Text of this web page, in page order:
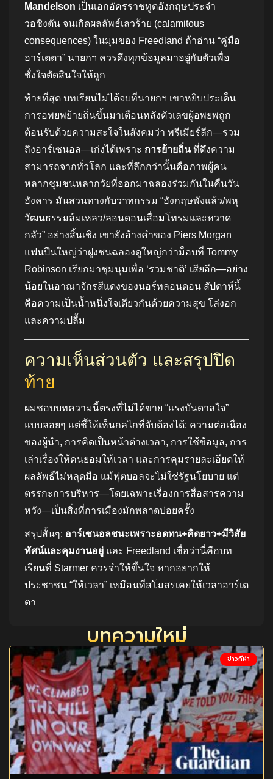
Mandelson เป็นเอกอัครราชทูตอังกฤษประจำ
วอชิงตัน จนเกิดผลลัพธ์เลวร้าย (calamitous
consequences) ในมุมของ Freedland ถ้าอ่าน “คู่มือ
อาร์เตตา” นายกฯ ควรดึงทุกข้อมูลมาอยู่กับตัวเพื่อ
ชั่งใจตัดสินใจให้ถูก
ท้ายที่สุด บทเรียนไม่ได้จบที่นายกฯ เขาหยิบประเด็น
การอพยพย้ายถิ่นขึ้นมาเตือนหลังตัวเลขผู้อพยพถูก
ต้อนรับด้วยความสะใจในสังคมว่า พรีเมียร์ลีก—รวม
ถึงอาร์เซนอล—เก่งได้เพราะ การย้ายถิ่นที่ดึงความ
สามารถจากทั่วโลก และที่ลึกกว่านั้นคือภาพผู้คน
หลากชุมชนหลากวัยที่ออกมาฉลองร่วมกันในคืนวัน
อังคาร มันสวนทางกับวาทกรรม “อังกฤษพังแล้ว/พหุ
วัฒนธรรมล้มเหลว/ลอนดอนเสื่อมโทรมและหวาด
กลัว” อย่างสิ้นเชิง เขายังอ้างคำของ Piers Morgan
แฟนปืนใหญ่ว่าฝูงชนฉลองดูใหญ่กว่าม็อบที่ Tommy
Robinson เรียกมาชุมนุมเพื่อ ‘รวมชาติ’ เสียอีก—อย่าง
น้อยในอาณาจักรสีแดงของนอร์ทลอนดอน สัปดาห์นี้
คือความเป็นน้ำหนึ่งใจเดียวกันด้วยความสุข โล่งอก
และความปลื้ม
ความเห็นส่วนตัว และสรุปปิด
ท้าย
ผมชอบบทความนี้ตรงที่ไม่ได้ขาย “แรงบันดาลใจ”
แบบลอยๆ แต่ชี้ให้เห็นกลไกที่จับต้องได้: ความต่อเนื่อง
ของผู้นำ, การคิดเป็นหน้าต่างเวลา, การใช้ข้อมูล, การ
เล่าเรื่องให้คนยอมให้เวลา และการคุมรายละเอียดให้
ผลลัพธ์ไม่หลุดมือ แม้ฟุตบอลจะไม่ใช่รัฐนโยบาย แต่
ตรรกะการบริหาร—โดยเฉพาะเรื่องการสื่อสารความ
หวัง—เป็นสิ่งที่การเมืองมักพลาดบ่อยครั้ง
สรุปสั้นๆ: อาร์เซนอลชนะเพราะอดทน+คิดยาว+มีวิสัย
ทัศน์และคุมงานอยู่ และ Freedland เชื่อว่านี่คือบท
เรียนที่ Starmer ควรจำให้ขึ้นใจ หากอยากให้
ประชาชน “ให้เวลา” เหมือนที่สโมสรเคยให้เวลาอาร์เต
ตา
บทความใหม่
ข่าวกีฬา